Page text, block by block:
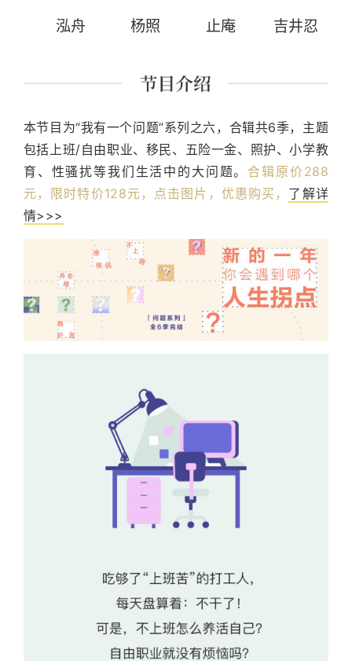
泓舟 杨照 止庵 吉井忍
本节目为“我有一个问题”系列之六，合辑共6季，主题
包括上班/自由职业、移民、五险一金、照护、小学教
育、性骚扰等我们生活中的大问题。 合辑原价288
元，限时特价128元，点击图片，优惠购买， 了解详
情>>>